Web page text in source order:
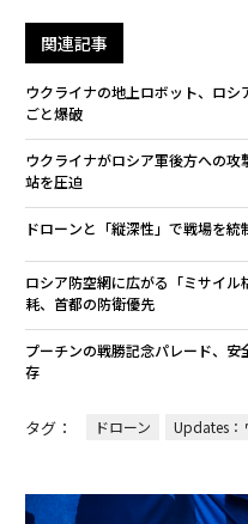
関連記事
ウクライナの地上ロボット、ロ
ごと爆破
ウクライナがロシア軍後方への
站を圧迫
ドローンと「縦深性」で戦場を
ロシア防空網に広がる「ミサイ
耗、首都の防衛優先
プーチンの戦勝記念パレード、
存
タグ： ドローン Updates：